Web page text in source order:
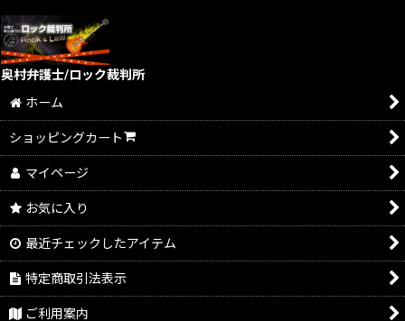
奥村弁護士/ロック裁判所
ホーム
ショッピングカート
マイページ
お気に入り
最近チェックしたアイテム
特定商取引法表示
ご利用案内